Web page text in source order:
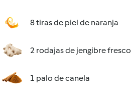
8 tiras de piel de naranja
2 rodajas de jengibre fresco
1 palo de canela